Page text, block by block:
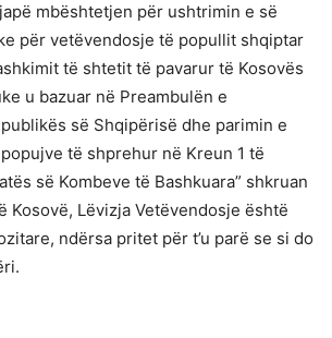
mbështetjen për ushtrimin e së
për vetëvendosje të popullit shqiptar
të shtetit të pavarur të Kosovës
u bazuar në Preambulën e
së Shqipërisë dhe parimin e
të shprehur në Kreun 1 të
së Kombeve të Bashkuara” shkruan
Kosovë, Lëvizja Vetëvendosje është
ndërsa pritet për t’u parë se si do